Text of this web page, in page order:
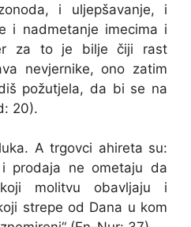
i uljepšavanje, i
i nadmetanje imecima i
za to je bilje čiji rast
nevjernike, ono zatim
požutjela, da bi se na
20).
A trgovci ahireta su:
prodaja ne ometaju da
molitvu obavljaju i
strepe od Dana u kom